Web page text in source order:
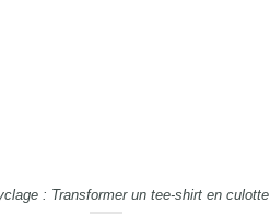
: Transformer un tee-shirt en culotte